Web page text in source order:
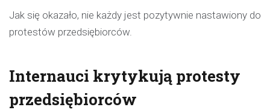
Jak się okazało, nie każdy jest pozytywnie nastawiony do
protestów przedsiębiorców.
Internauci krytykują protesty
przedsiębiorców